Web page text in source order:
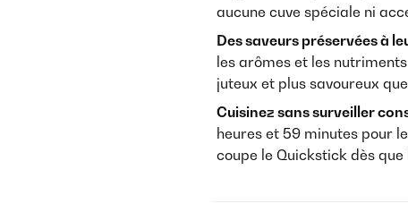
aucune cuve spéciale ni
Des saveurs préservées à
les arômes et les
juteux et plus savoureux
Cuisinez sans surveiller
heures et 59 minutes pour
coupe le Quickstick dès